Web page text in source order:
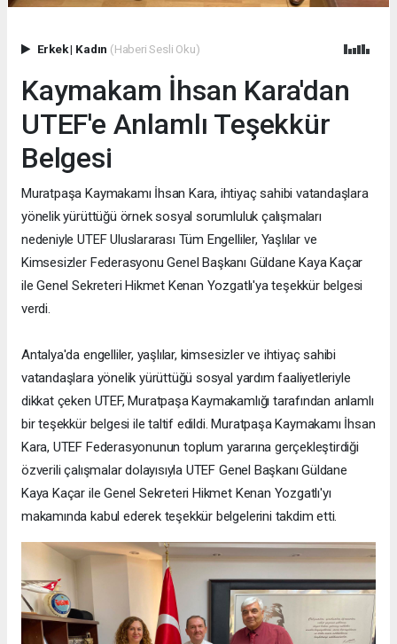
Erkek| Kadın (Haberi Sesli Oku)
Kaymakam İhsan Kara'dan
UTEF'e Anlamlı Teşekkür
Belgesi
Muratpaşa Kaymakamı İhsan Kara, ihtiyaç sahibi vatandaşlara
yönelik yürüttüğü örnek sosyal sorumluluk çalışmaları
nedeniyle UTEF Uluslararası Tüm Engelliler, Yaşlılar ve
Kimsesizler Federasyonu Genel Başkanı Güldane Kaya Kaçar
ile Genel Sekreteri Hikmet Kenan Yozgatlı'ya teşekkür belgesi
verdi.
Antalya'da engelliler, yaşlılar, kimsesizler ve ihtiyaç sahibi
vatandaşlara yönelik yürüttüğü sosyal yardım faaliyetleriyle
dikkat çeken UTEF, Muratpaşa Kaymakamlığı tarafından anlamlı
bir teşekkür belgesi ile taltif edildi. Muratpaşa Kaymakamı İhsan
Kara, UTEF Federasyonunun toplum yararına gerçekleştirdiği
özverili çalışmalar dolayısıyla UTEF Genel Başkanı Güldane
Kaya Kaçar ile Genel Sekreteri Hikmet Kenan Yozgatlı'yı
makamında kabul ederek teşekkür belgelerini takdim etti.